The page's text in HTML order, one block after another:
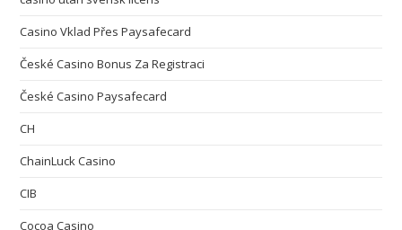
Casino Vklad Přes Paysafecard
České Casino Bonus Za Registraci
České Casino Paysafecard
CH
ChainLuck Casino
CIB
Cocoa Casino